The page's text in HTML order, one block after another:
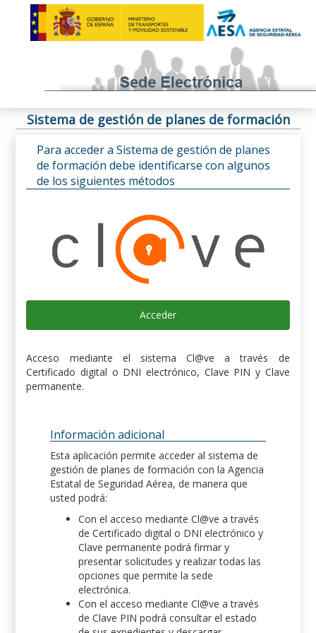
Sistema de gestión de planes de formación
Para acceder a Sistema de gestión de planes
de formación debe identificarse con algunos
de los siguientes métodos
Acceder
Acceso mediante el sistema Cl@ve a través de
Certificado digital o DNI electrónico, Clave PIN y Clave
permanente.
Información adicional
Esta aplicación permite acceder al sistema de
gestión de planes de formación con la Agencia
Estatal de Seguridad Aérea, de manera que
usted podrá:
Con el acceso mediante Cl@ve a través
de Certificado digital o DNI electrónico y
Clave permanente podrá firmar y
presentar solicitudes y realizar todas las
opciones que permite la sede
electrónica.
Con el acceso mediante Cl@ve a través
de Clave PIN podrá consultar el estado